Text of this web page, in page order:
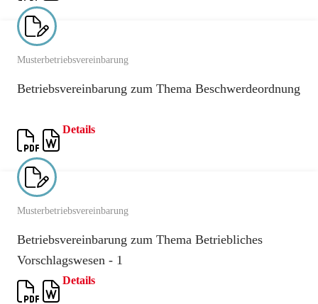
Musterbetriebsvereinbarung
Betriebsvereinbarung zum Thema Beschwerdeordnung
Details
Musterbetriebsvereinbarung
Betriebsvereinbarung zum Thema Betriebliches
Vorschlagswesen - 1
Details